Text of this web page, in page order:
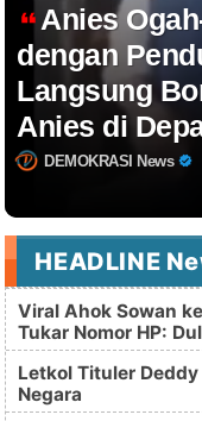
Anies
dengan
Langsung
Anies di
DEMOKRASI News
HEADLINE
Viral Ahok Sowan
Tukar Nomor HP:
Letkol Tituler
Negara